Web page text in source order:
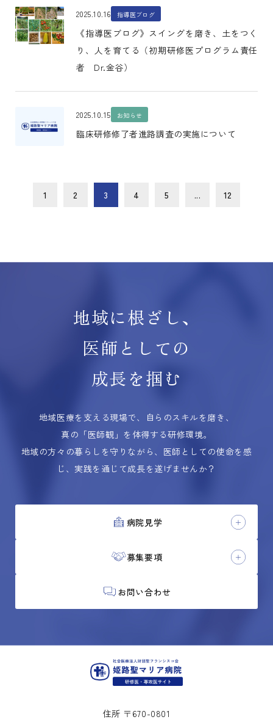
2025.10.16 指導医ブログ
《指導医ブログ》スイングを磨き、土をつく
り、人を育てる（初期研修医プログラム責任
者 Dr.金谷）
2025.10.15 お知らせ
臨床研修修了者進路調査の実施について
1 2 3 4 5 ... 12
地域に根ざし、
医師としての
成長を掴む
地域医療を支える現場で、自らのスキルを磨き、
真の「医師観」を体得する研修環境。
地域の方々の暮らしを守りながら、医師としての使命を感
じ、実践を通じて成長を遂げませんか？
病院見学
募集要項
お問い合わせ
住所 〒670-0801